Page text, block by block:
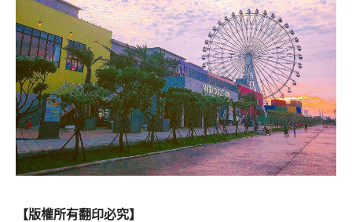
【版權所有翻印必究】